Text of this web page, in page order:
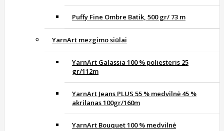
Puffy Fine Ombre Batik, 500 gr/ 73 m
YarnArt mezgimo siūlai
YarnArt Galassia 100 % poliesteris 25
gr/112m
YarnArt Jeans PLUS 55 % medvilnė 45 %
akrilanas 100gr/160m
YarnArt Bouquet 100 % medvilnė